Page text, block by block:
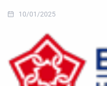
10/01/2025